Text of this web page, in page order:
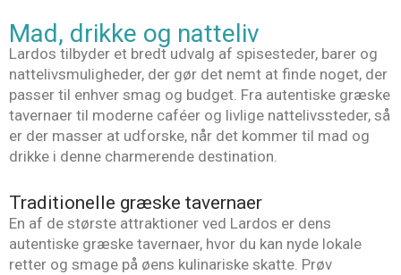
Mad, drikke og natteliv
Lardos tilbyder et bredt udvalg af spisesteder, barer og
nattelivsmuligheder, der gør det nemt at finde noget, der
passer til enhver smag og budget. Fra autentiske græske
tavernaer til moderne caféer og livlige nattelivssteder, så
er der masser at udforske, når det kommer til mad og
drikke i denne charmerende destination.
Traditionelle græske tavernaer
En af de største attraktioner ved Lardos er dens
autentiske græske tavernaer, hvor du kan nyde lokale
retter og smage på øens kulinariske skatte. Prøv